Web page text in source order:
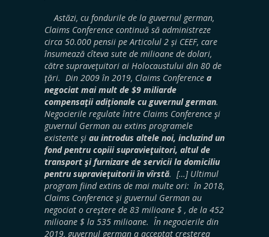
Astăzi, cu fondurile de la guvernul german,
Claims Conference continuă să administreze
circa 50.000 pensii pe Articolul 2 și CEEF, care
însumează cîteva sute de milioane de dolari,
către supraveţuitori ai Holocaustului din 80 de
ţări. Din 2009 în 2019, Claims Conference a
negociat mai mult de $9 miliarde
compensaţii adiţionale cu guvernul german.
Negocierile regulate între Claims Conference şi
guvernul German au extins programele
existente şi au introdus altele noi, incluzind un
fond pentru copiii supravieţuitori, altul de
transport şi furnizare de servicii la domiciliu
pentru supravieţuitorii în vîrstă. […] Ultimul
program fiind extins de mai multe ori: în 2018,
Claims Conference şi guvernul German au
negociat o creştere de 83 milioane $ , de la 452
milioane $ la 535 milioane. În negocierile din
2019, guvernul german a acceptat creşterea